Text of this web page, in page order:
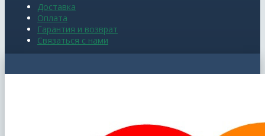
Доставка
Оплата
Гарантия и возврат
Связаться с нами